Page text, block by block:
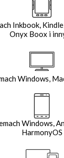
Inkbook,
Onyx Boox i
Windows,
Windows,
HarmonyOS